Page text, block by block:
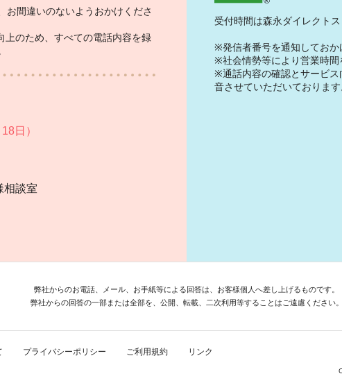
間違いのないようおかけくださ
のため、すべての電話内容を録
日）
談室
受付時間は森永ダイレクト
※発信者番号を通知しておか
※社会情勢等により営業時
※通話内容の確認とサービ
音させていただいておりま
弊社からのお電話、メール、お手紙等による回答は、お客様個人へ差し上げるものです。
弊社からの回答の一部または全部を、公開、転載、二次利用等することはご遠慮ください
プライバシーポリシー ご利用規約 リンク